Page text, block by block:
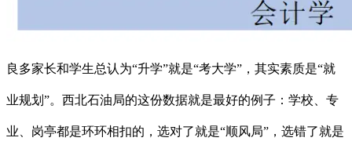
良多家长和学生总认为“升学”就是“考大学”，其实素质是“就
业规划”。西北石油局的这份数据就是最好的例子：学校、专
业、岗亭都是环环相扣的，选对了就是“顺风局”，选错了就是